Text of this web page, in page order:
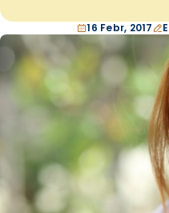
16 Febr, 2017